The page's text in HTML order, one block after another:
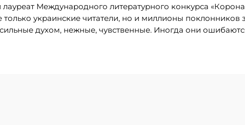
довідники, словники
Международного литературного конкурса
только украинские читатели, но и миллионы
духом, нежные, чувственные. Иногда они